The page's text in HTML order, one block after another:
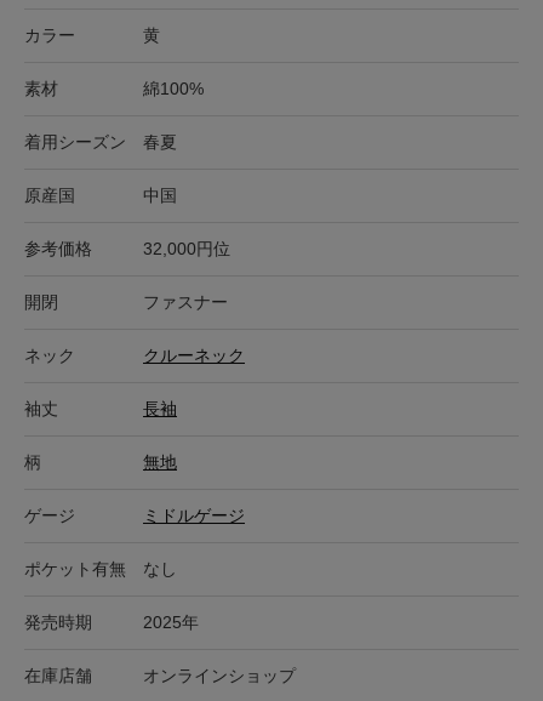
カラー 黄
素材 綿100%
着用シーズン 春夏
原産国 中国
参考価格 32,000円位
開閉 ファスナー
ネック クルーネック
袖丈 長袖
柄 無地
ゲージ ミドルゲージ
ポケット有無 なし
発売時期 2025年
在庫店舗 オンラインショップ